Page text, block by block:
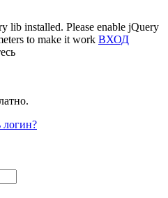
lib installed. Please enable jQuery
to make it work ВХОД